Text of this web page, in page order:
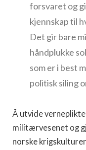
forsvaret og
kjennskap til
Det gir bare
håndplukke
som er i best
politisk siling
Å utvide
militærvesenet og
norske